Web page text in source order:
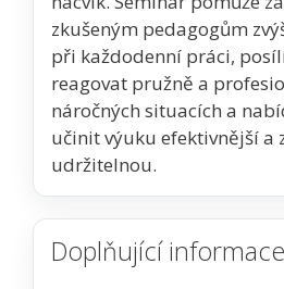
zkušeným pedagogům
při každodenní práci,
reagovat pružně a
náročných situacích a
učinit výuku efektivnější a
udržitelnou.
Doplňující informace